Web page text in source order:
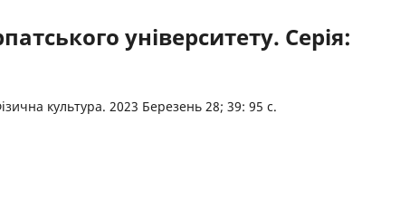
університету. Серія:
культура. 2023 Березень 28; 39: 95 с.